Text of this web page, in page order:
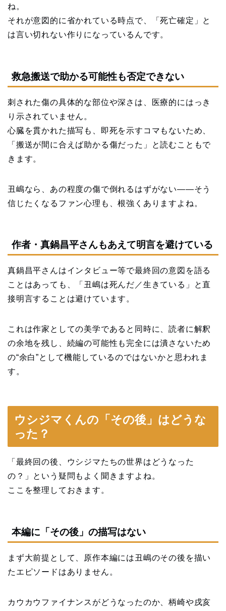
ね。
それが意図的に省かれている時点で、「死亡確定」と
は言い切れない作りになっているんです。
救急搬送で助かる可能性も否定できない
刺された傷の具体的な部位や深さは、医療的にはっき
り示されていません。
心臓を貫かれた描写も、即死を示すコマもないため、
「搬送が間に合えば助かる傷だった」と読むこともで
きます。
丑嶋なら、あの程度の傷で倒れるはずがない——そう
信じたくなるファン心理も、根強くありますよね。
作者・真鍋昌平さんもあえて明言を避けている
真鍋昌平さんはインタビュー等で最終回の意図を語る
ことはあっても、「丑嶋は死んだ／生きている」と直
接明言することは避けています。
これは作家としての美学であると同時に、読者に解釈
の余地を残し、続編の可能性も完全には潰さないため
の“余白”として機能しているのではないかと思われま
す。
ウシジマくんの「その後」はどうな
った？
「最終回の後、ウシジマたちの世界はどうなった
の？」という疑問もよく聞きますよね。
ここを整理しておきます。
本編に「その後」の描写はない
まず大前提として、原作本編には丑嶋のその後を描い
たエピソードはありません。
カウカウファイナンスがどうなったのか、柄崎や戌亥